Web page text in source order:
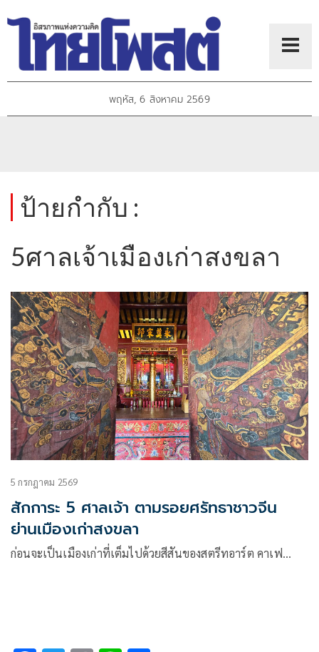
พฤหัส, 6 สิงหาคม 2569
ป้ายกำกับ :
5ศาลเจ้าเมืองเก่าสงขลา
5 กรกฎาคม 2569
สักการะ 5 ศาลเจ้า ตามรอยศรัทธาชาวจีน
ย่านเมืองเก่าสงขลา
ก่อนจะเป็นเมืองเก่าที่เต็มไปด้วยสีสันของสตรีทอาร์ต คาเฟ…